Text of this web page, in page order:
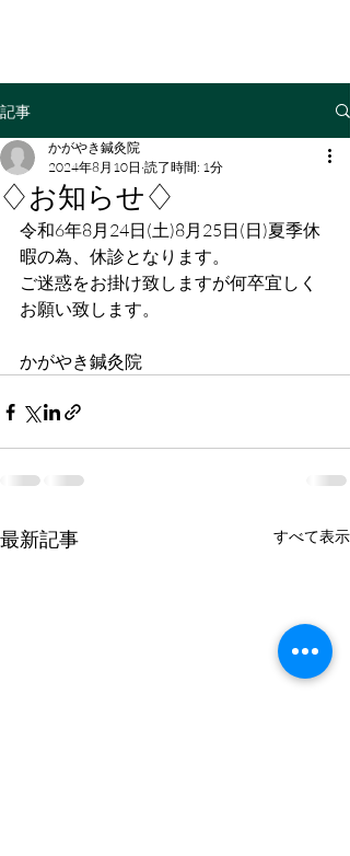
記事
♢お知らせ♢
かがやき鍼灸院
2024年8月10日 読了時間: 1分
令和6年8月24日(土)8月25日(日)夏季休
暇の為、休診となります。
ご迷惑をお掛け致しますが何卒宜しく
お願い致します。
かがやき鍼灸院
最新記事 すべて表示